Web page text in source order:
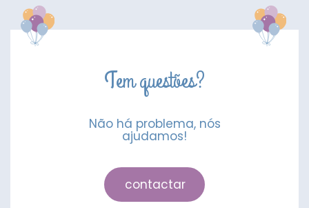
6
Unidades
Tem questões?
Não há problema, nós
ajudamos!
contactar